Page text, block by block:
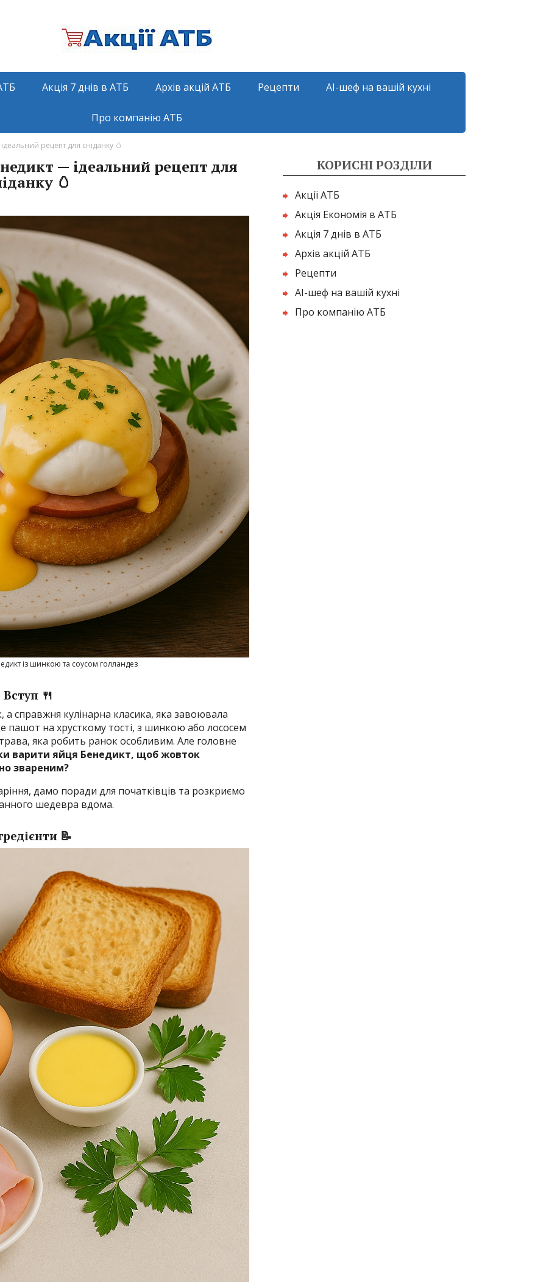
Акція 7 днів в АТБ Архів акцій АТБ Рецепти AI-шеф на вашій кухні
Про компанію АТБ
рецепт для сніданку 🥚
— ідеальний рецепт для
🥚
із шинкою та соусом голландез
Вступ 🍴
справжня кулінарна класика, яка завоювала
пашот на хрусткому тості, з шинкою або лососем
яка робить ранок особливим. Але головне
варити яйця Бенедикт, щоб жовток
звареним?
дамо поради для початківців та розкриємо
шедевра вдома.
📝
КОРИСНІ РОЗДІЛИ
Акції АТБ
Акція Економія в АТБ
Акція 7 днів в АТБ
Архів акцій АТБ
Рецепти
AI-шеф на вашій кухні
Про компанію АТБ